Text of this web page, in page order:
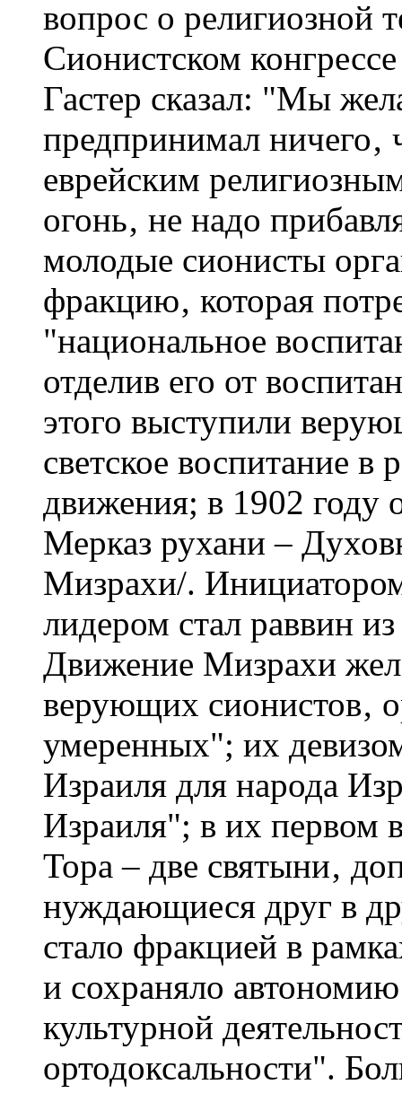
вопрос о религиозной
Сионистском
Гастер сказал: "Мы
предпринимал ничего‚
еврейским
огонь‚ не надо
молодые сионисты
фракцию‚ которая
"национальное
отделив его от
этого выступили
светское воспитание в
движения; в 1902 году
Мерказ рухани –
Мизрахи/.
лидером стал раввин
Движение Мизрахи
верующих сионистов‚
умеренных"; их
Израиля для народа
Израиля"; в их первом
Тора – две святыни‚
нуждающиеся друг в
стало фракцией в
и сохраняло
культурной
ортодоксальности".